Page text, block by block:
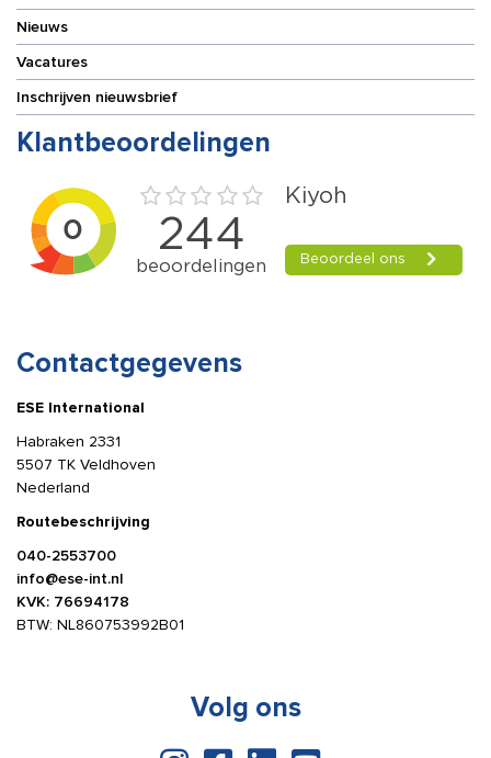
Nieuws
Vacatures
Inschrijven nieuwsbrief
Klantbeoordelingen
Contactgegevens
ESE International
Habraken 2331
5507 TK Veldhoven
Nederland
Routebeschrijving
040-2553700
info@ese-int.nl
KVK: 76694178
BTW: NL860753992B01
Volg ons